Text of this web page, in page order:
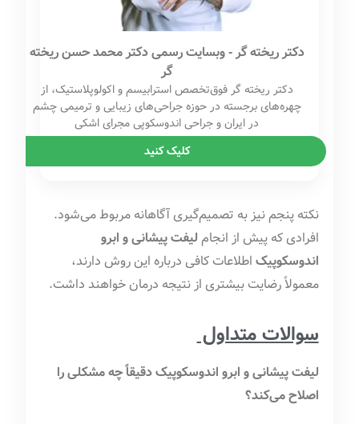
دکتر ریخته گر - وبسایت رسمی دکتر محمد حسن ریخته
گر
دکتر ریخته گر فوق‌تخصص استرابیسم و اکولوپلاستیک، از
چهره‌های برجسته در حوزه جراحی‌های زیبایی و ترمیمی چشم
در ایران و جراحی اندوسکوپی مجرای اشکی
کلیک کنید
نکته پنجم نیز به تصمیم‌گیری آگاهانه مربوط می‌شود.
افرادی که پیش از انجام لیفت پیشانی و ابرو
اندوسکوپیک اطلاعات کافی درباره این روش دارند،
معمولاً رضایت بیشتری از نتیجه درمان خواهند داشت.
سوالات متداول
لیفت پیشانی و ابرو اندوسکوپیک دقیقاً چه مشکلی را
اصلاح می‌کند؟